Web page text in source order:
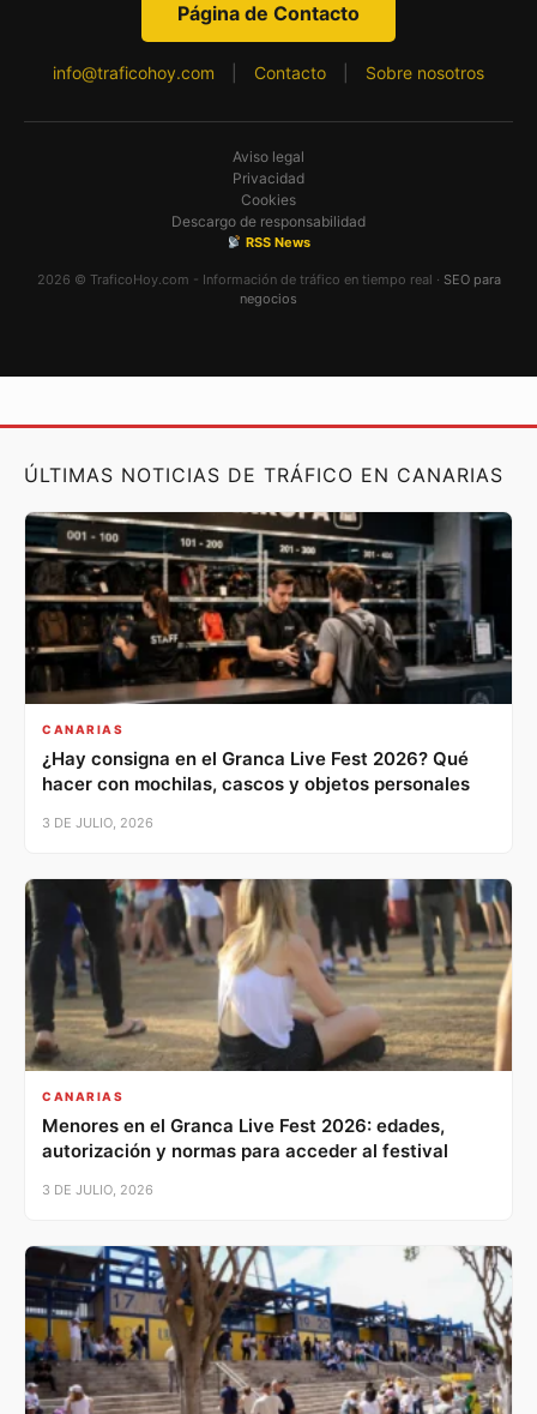
Página de Contacto
info@traficohoy.com Contacto Sobre nosotros
Aviso legal
Privacidad
Cookies
Descargo de responsabilidad
RSS News
2026 © TraficoHoy.com - Información de tráfico en tiempo real · SEO para
negocios
ÚLTIMAS NOTICIAS DE TRÁFICO EN CANARIAS
CANARIAS
¿Hay consigna en el Granca Live Fest 2026? Qué
hacer con mochilas, cascos y objetos personales
3 DE JULIO, 2026
CANARIAS
Menores en el Granca Live Fest 2026: edades,
autorización y normas para acceder al festival
3 DE JULIO, 2026